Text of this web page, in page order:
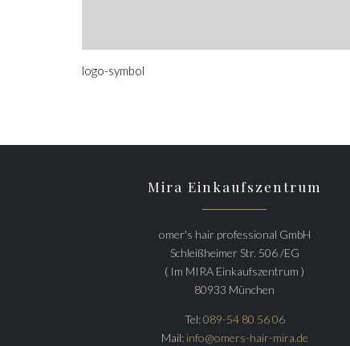
logo-symbol
Mira Einkaufszentrum
omer's hair professional GmbH
Schleißheimer Str. 506 /EG
( Im MIRA Einkaufszentrum )
80933 München
Tel:089-54 80 56 06
Mail: info@omers-hair-mira.de